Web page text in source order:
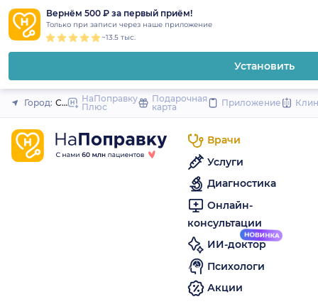
Вернём 500 ₽ за первый приём!
Только при записи через наше приложение
~13.5 тыс.
Установить
Закрыть
Город: Санкт-Петербург
НаПоправку
Плюс
Подарочная
карта
Приложение
Врачи
Услуги
Диагностика
Онлайн-
консультации
ИИ-доктор
Психологи
Акции